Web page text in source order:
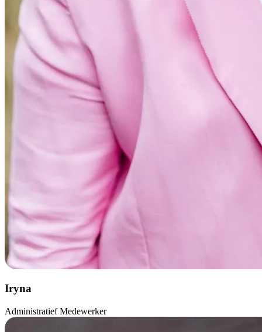
Iryna
Administratief Medewerker